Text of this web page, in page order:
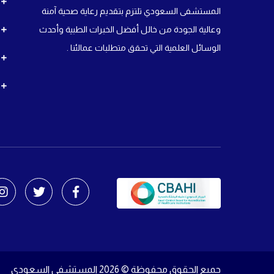
المستشفى السعودي تلتزم بتقديم رعاية صحية آمنة
وعالية الجودة من خالل أفضل الخبرات الطبية وأحدث
الوسائل العلمية التي تحقق متطلبات عمالئنا .
جميع الحقوق محفوظة © 2026 المستشفى السعودي